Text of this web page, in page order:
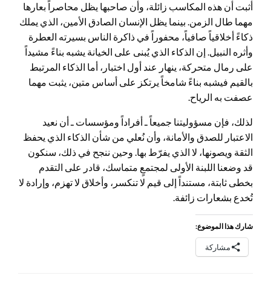
أثبت أن هذه المكاسب زائلة، وأن صاحبها يظل محاصراً بعارها
مهما طال الزمن. بينما يظل الإنسان الصادق الأمين، الذي يملك
ذكاءً أخلاقياً صافياً، محفوراً في ذاكرة الناس بسيرته العطرة
وأثره النبيل. إن الذكاء الذي يُبنى على الخيانة يشبه بناءً مشيداً
على رمال متحركة، ينهار عند أول اختبار، أما الذكاء المرتبط
بالقيم فيشبه بناءً شامخاً يرتكز على أساس متين، يثبت مهما
عصفت به الرياح.
لذلك، فإن مسؤوليتنا جميعاً ـ أفراداً ومؤسسات ـ أن نعيد
الاعتبار للصدق والأمانة، وأن نُعلي من شأن الذكاء الذي يحفظ
الثقة ويصونها، لا الذي يفرّط بها. وحين ننجح في ذلك، سنكون
قد وضعنا اللبنة الأولى لمجتمعٍ متماسك، قادر على التقدم
بخطى ثابتة، مستنداً إلى قيم لا تنكسر، وأخلاق لا تهزم، وإرادة لا
تُخدع بشعارات زائفة.
شارك هذا الموضوع:
مشاركة